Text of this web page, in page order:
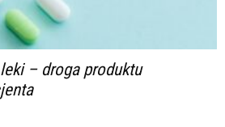
– droga produktu